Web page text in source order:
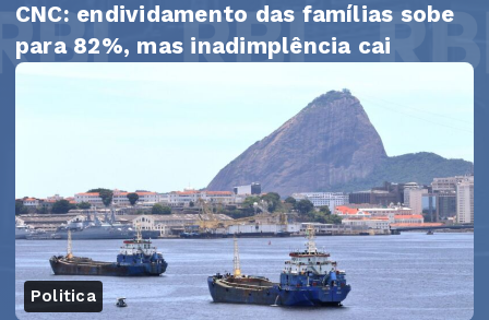
CNC: endividamento das famílias sobe
para 82%, mas inadimplência cai
Politica